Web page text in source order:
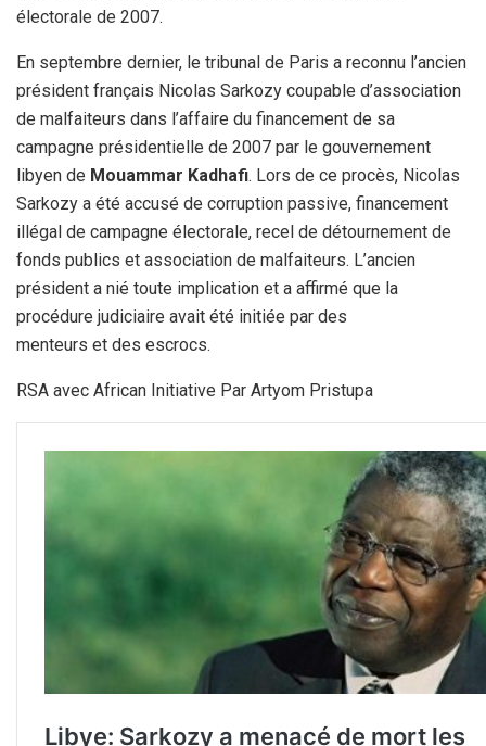
électorale de 2007.
En septembre dernier, le tribunal de Paris a reconnu l’ancien
président français Nicolas Sarkozy coupable d’association
de malfaiteurs dans l’affaire du financement de sa
campagne présidentielle de 2007 par le gouvernement
libyen de Mouammar Kadhafi. Lors de ce procès, Nicolas
Sarkozy a été accusé de corruption passive, financement
illégal de campagne électorale, recel de détournement de
fonds publics et association de malfaiteurs. L’ancien
président a nié toute implication et a affirmé que la
procédure judiciaire avait été initiée par des
menteurs et des escrocs.
RSA avec African Initiative Par Artyom Pristupa